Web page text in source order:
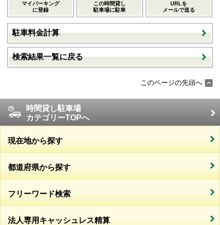
マイパーキング
に登録
この時間貸し
駐車場に駐車
URLを
メールで送る
駐車料金計算
検索結果一覧に戻る
このページの先頭へ
時間貸し駐車場
カテゴリーTOPへ
現在地から探す
都道府県から探す
フリーワード検索
法人専用キャッシュレス精算